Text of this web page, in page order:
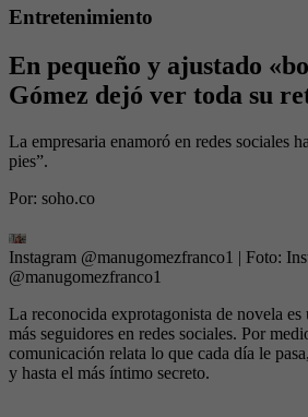
Entretenimiento
En pequeño y ajustado
Gómez dejó ver toda su
La empresaria enamoró en redes sociales
pies”.
Por: soho.co
Instagram @manugomezfranco1 | Foto:
@manugomezfranco1
La reconocida exprotagonista de novela es
más seguidores en redes sociales. Por
comunicación relata lo que cada día le
y hasta el más íntimo secreto.